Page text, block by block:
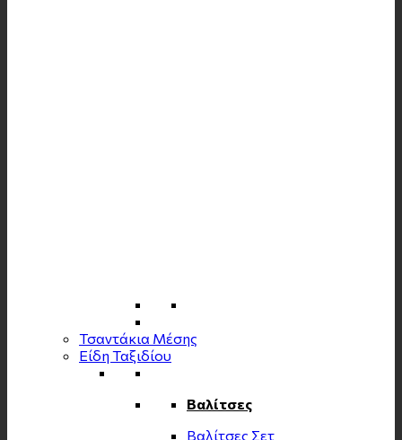
Τσαντάκια Μέσης
Είδη Ταξιδίου
Βαλίτσες
Βαλίτσες Σετ